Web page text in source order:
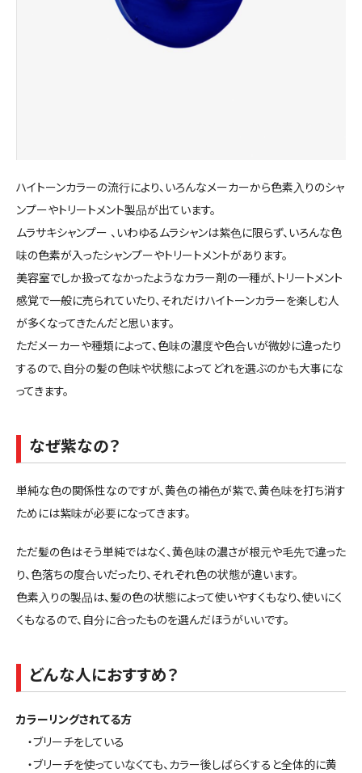
ハイトーンカラーの流行により、いろんなメーカーから色素入りのシャ
ンプーやトリートメント製品が出ています。
ムラサキシャンプー 、いわゆるムラシャンは紫色に限らず、いろんな色
味の色素が入ったシャンプーやトリートメントがあります。
美容室でしか扱ってなかったようなカラー剤の一種が、トリートメント
感覚で一般に売られていたり、それだけハイトーンカラーを楽しむ人
が多くなってきたんだと思います。
ただメーカーや種類によって、色味の濃度や色合いが微妙に違ったり
するので、自分の髪の色味や状態によってどれを選ぶのかも大事にな
ってきます。
なぜ紫なの？
単純な色の関係性なのですが、黄色の補色が紫で、黄色味を打ち消す
ためには紫味が必要になってきます。
ただ髪の色はそう単純ではなく、黄色味の濃さが根元や毛先で違った
り、色落ちの度合いだったり、それぞれ色の状態が違います。
色素入りの製品は、髪の色の状態によって使いやすくもなり、使いにく
くもなるので、自分に合ったものを選んだほうがいいです。
どんな人におすすめ？
カラーリングされてる方
・ブリーチをしている
・ブリーチを使っていなくても、カラー後しばらくすると全体的に黄